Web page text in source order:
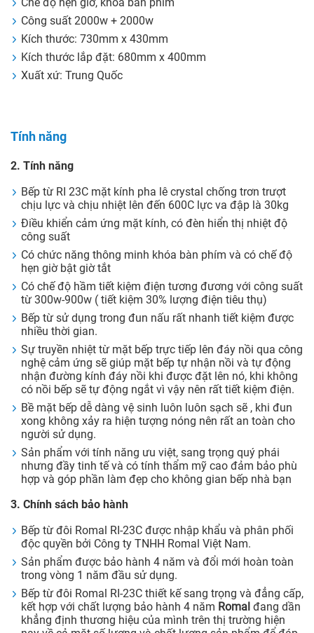
Chế độ hẹn giờ, khóa bàn phím
Công suất 2000w + 2000w
Kích thước: 730mm x 430mm
Kích thước lắp đặt: 680mm x 400mm
Xuất xứ: Trung Quốc
Tính năng
2. Tính năng
Bếp từ RI 23C mặt kính pha lê crystal chống trơn trượt
chịu lực và chịu nhiệt lên đến 600C lực va đập là 30kg
Điều khiển cảm ứng mặt kính, có đèn hiển thị nhiệt độ
công suất
Có chức năng thông minh khóa bàn phím và có chế độ
hẹn giờ bật giờ tắt
Có chế độ hầm tiết kiệm điện tương đương với công suất
từ 300w-900w ( tiết kiệm 30% lượng điện tiêu thụ)
Bếp từ sử dụng trong đun nấu rất nhanh tiết kiệm được
nhiều thời gian.
Sự truyền nhiệt từ mặt bếp trực tiếp lên đáy nồi qua công
nghệ cảm ứng sẽ giúp mặt bếp tự nhận nồi và tự động
nhận đường kính đáy nồi khi được đặt lên nó, khi không
có nồi bếp sẽ tự động ngắt vì vậy nên rất tiết kiệm điện.
Bề mặt bếp dễ dàng vệ sinh luôn luôn sạch sẽ , khi đun
xong không xảy ra hiện tượng nóng nên rất an toàn cho
người sử dụng.
Sản phẩm với tính năng ưu việt, sang trọng quý phái
nhưng đầy tinh tế và có tính thẩm mỹ cao đảm bảo phù
hợp và góp phần làm đẹp cho không gian bếp nhà bạn
3. Chính sách bảo hành
Bếp từ đôi Romal RI-23C được nhập khẩu và phân phối
độc quyền bởi Công ty TNHH Romal Việt Nam.
Sản phẩm được bảo hành 4 năm và đổi mới hoàn toàn
trong vòng 1 năm đầu sử dụng.
Bếp từ đôi Romal RI-23C thiết kế sang trọng và đẳng cấp,
kết hợp với chất lượng bảo hành 4 năm Romal đang dần
khẳng định thương hiệu của mình trên thị trường hiện